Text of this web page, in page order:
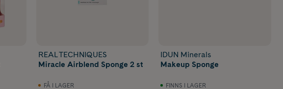
REAL TECHNIQUES
Miracle Airblend Sponge 2 st
FÅ I LAGER
IDUN Minerals
Makeup Sponge
FINNS I LAGER